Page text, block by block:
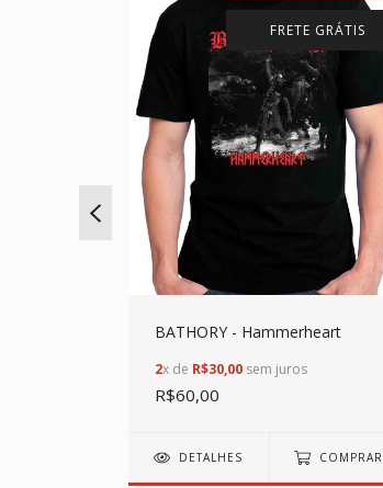
FRETE GRÁTIS
BATHORY - Hammerheart
2x de R$30,00 sem juros
R$60,00
DETALHES COMPRAR